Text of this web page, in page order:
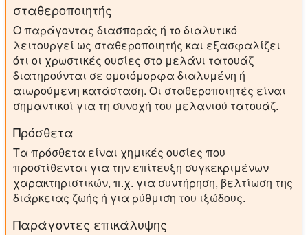
σταθεροποιητής
Ο παράγοντας διασποράς ή το διαλυτικό
λειτουργεί ως σταθεροποιητής και εξασφαλίζει
ότι οι χρωστικές ουσίες στο μελάνι τατουάζ
διατηρούνται σε ομοιόμορφα διαλυμένη ή
αιωρούμενη κατάσταση. Οι σταθεροποιητές είναι
σημαντικοί για τη συνοχή του μελανιού τατουάζ.
Πρόσθετα
Τα πρόσθετα είναι χημικές ουσίες που
προστίθενται για την επίτευξη συγκεκριμένων
χαρακτηριστικών, π.χ. για συντήρηση, βελτίωση της
διάρκειας ζωής ή για ρύθμιση του ιξώδους.
Παράγοντες επικάλυψης